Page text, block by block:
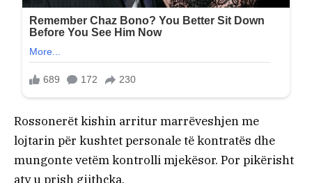
Rossonerët kishin arritur marrëveshjen me
lojtarin për kushtet personale të kontratës dhe
mungonte vetëm kontrolli mjekësor. Por pikërisht
aty u prish gjithçka.